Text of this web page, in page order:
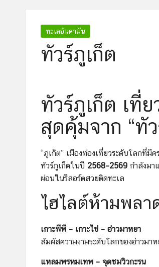
Posted
ทะเลอันดามัน
ทัวร์ภูเก็ต
ทัวร์ภูเก็ต เที่
สุดคุ้มจาก “ทัว
“ภูเก็ต” เมืองท่องเที่ยวระดับโลกที่มี
ทัวร์ภูเก็ตในปี 2568–2569 กำลังมา
ผ่อนในรีสอร์ตสวยติดทะเล
ไฮไลต์ห้ามพลา
เกาะพีพี – เกาะไข่ – อ่าวมาหยา
สัมผัสความงามระดับโลกของอ่าวมา
แหลมพรหมเทพ – จุดชมวิวกะรน